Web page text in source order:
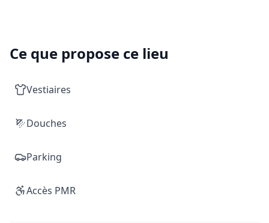
Ce que propose ce lieu
Vestiaires
Douches
Parking
Accès PMR